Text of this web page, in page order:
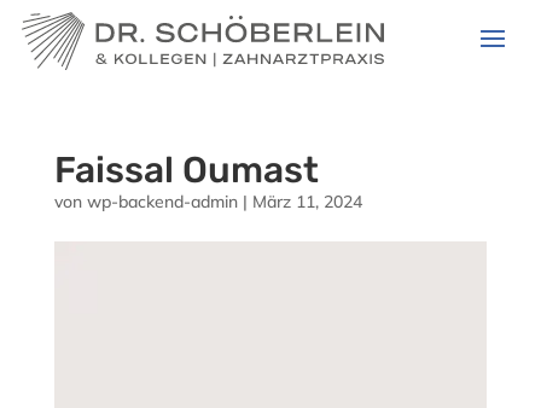
Faissal Oumast
von wp-backend-admin| März 11, 2024